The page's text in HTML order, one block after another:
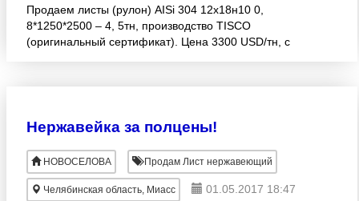
Продаем листы (рулон) AISi 304 12х18н10 0,
8*1250*2500 – 4, 5тн, производство TISCO
(оригинальный сертификат). Цена 3300 USD/тн, с
Нержавейка за полцены!
НОВОСЕЛОВА Продам Лист нержавеющий
Челябинская область, Миасс 01.05.2017 18:47